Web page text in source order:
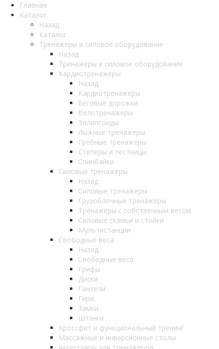
Главная
Каталог
Назад
Каталог
Тренажеры и силовое оборудование
Назад
Тренажеры и силовое оборудование
Кардиотренажеры
Назад
Кардиотренажеры
Беговые дорожки
Велотренажеры
Эллипсоиды
Лыжные тренажеры
Гребные тренажеры
Степеры и лестницы
Спинбайки
Силовые тренажеры
Назад
Силовые тренажеры
Грузоблочные тренажеры
Тренажеры с собственным весом
Силовые скамьи и стойки
Мультистанции
Свободные веса
Назад
Свободные веса
Грифы
Диски
Гантели
Гири
Замки
Штанги
Кроссфит и функциональный тренинг
Массажные и инверсионные столы